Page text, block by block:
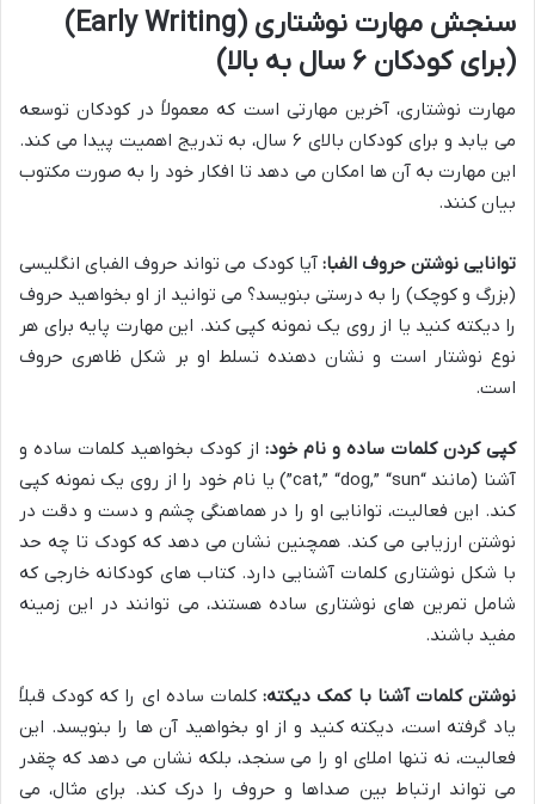
سنجش مهارت نوشتاری (Early Writing)
(برای کودکان ۶ سال به بالا)
مهارت نوشتاری، آخرین مهارتی است که معمولاً در کودکان توسعه
می یابد و برای کودکان بالای ۶ سال، به تدریج اهمیت پیدا می کند.
این مهارت به آن ها امکان می دهد تا افکار خود را به صورت مکتوب
بیان کنند.
توانایی نوشتن حروف الفبا: آیا کودک می تواند حروف الفبای انگلیسی
(بزرگ و کوچک) را به درستی بنویسد؟ می توانید از او بخواهید حروف
را دیکته کنید یا از روی یک نمونه کپی کند. این مهارت پایه برای هر
نوع نوشتار است و نشان دهنده تسلط او بر شکل ظاهری حروف
است.
کپی کردن کلمات ساده و نام خود: از کودک بخواهید کلمات ساده و
آشنا (مانند “cat,” “dog,” “sun”) یا نام خود را از روی یک نمونه کپی
کند. این فعالیت، توانایی او را در هماهنگی چشم و دست و دقت در
نوشتن ارزیابی می کند. همچنین نشان می دهد که کودک تا چه حد
با شکل نوشتاری کلمات آشنایی دارد. کتاب های کودکانه خارجی که
شامل تمرین های نوشتاری ساده هستند، می توانند در این زمینه
مفید باشند.
نوشتن کلمات آشنا با کمک دیکته:کلمات ساده ای را که کودک قبلاً
یاد گرفته است، دیکته کنید و از او بخواهید آن ها را بنویسد. این
فعالیت، نه تنها املای او را می سنجد، بلکه نشان می دهد که چقدر
می تواند ارتباط بین صداها و حروف را درک کند. برای مثال، می